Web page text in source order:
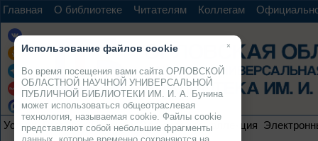
Главная О библиотеке Читателям Коллегам
Услуги Ресурсы Проекты Электронная коллекция
×
Использование файлов cookie
Во время посещения вами сайта ОРЛОВСКОЙ
ОБЛАСТНОЙ НАУЧНОЙ УНИВЕРСАЛЬНОЙ
ПУБЛИЧНОЙ БИБЛИОТЕКИ ИМ. И. А. Бунина
может использоваться общеотраслевая
технология, называемая cookie. Файлы cookie
представляют собой небольшие фрагменты